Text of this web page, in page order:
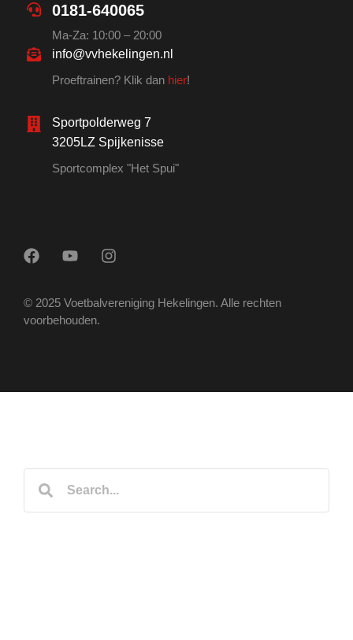
0181-640065
Ma-Za: 10:00 – 20:00
info@vvhekelingen.nl
Proeftrainen? Klik dan hier!
Sportpolderweg 7
3205LZ Spijkenisse
Sportcomplex "Het Spui"
© 2025 Voetbalvereniging Hekelingen. Alle rechten
voorbehouden.